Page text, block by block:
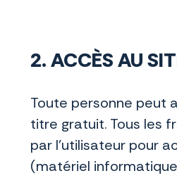
2. ACCÈS AU
Toute personne peut
titre gratuit. Tous les
par l’utilisateur pour
(matériel